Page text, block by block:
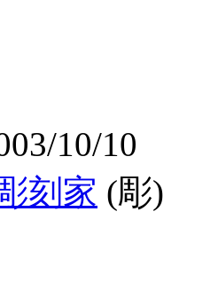
10/10
刻家 (彫)